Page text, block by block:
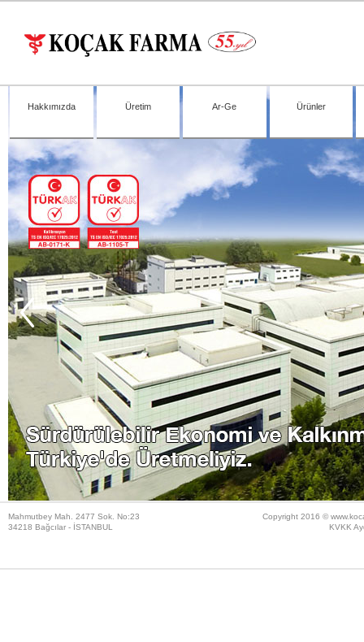
Hakkımızda Üretim Ar-Ge Ürünler
NAZMİYE SEYFETTİN KOÇAK ORTAOKULU
SAYIN PROF.DR.MUSTAFA ŞENTOP TARAFINDAN
Mahmutbey Mah. 2477 Sok. No:23
34218 Bağcılar - İSTANBUL
Copyright 2016 ©
KVKK